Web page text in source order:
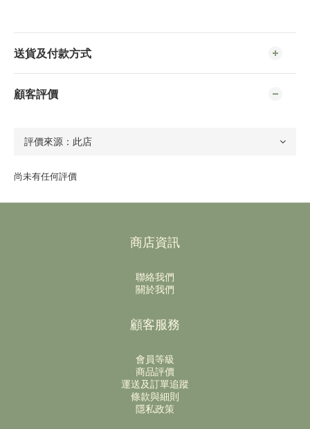
送貨及付款方式
顧客評價
尚未有任何評價
商店資訊
聯絡我們
關於我們
顧客服務
會員等級
商品評價
運送及訂單追蹤
條款與細則
隱私政策